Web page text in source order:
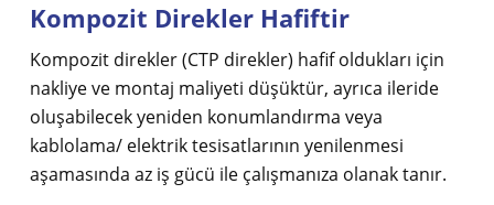
Kompozit Direkler Hafiftir
Kompozit direkler (CTP direkler) hafif oldukları için
nakliye ve montaj maliyeti düşüktür, ayrıca ileride
oluşabilecek yeniden konumlandırma veya
kablolama/ elektrik tesisatlarının yenilenmesi
aşamasında az iş gücü ile çalışmanıza olanak tanır.